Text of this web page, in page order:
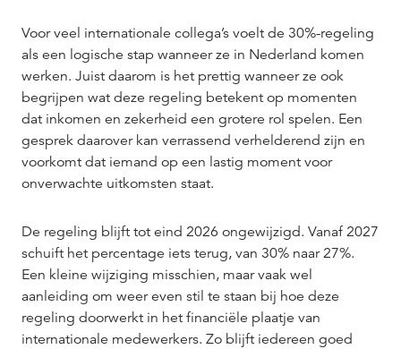
Voor veel internationale collega’s voelt de 30%-regeling
als een logische stap wanneer ze in Nederland komen
werken. Juist daarom is het prettig wanneer ze ook
begrijpen wat deze regeling betekent op momenten
dat inkomen en zekerheid een grotere rol spelen. Een
gesprek daarover kan verrassend verhelderend zijn en
voorkomt dat iemand op een lastig moment voor
onverwachte uitkomsten staat.
De regeling blijft tot eind 2026 ongewijzigd. Vanaf 2027
schuift het percentage iets terug, van 30% naar 27%.
Een kleine wijziging misschien, maar vaak wel
aanleiding om weer even stil te staan bij hoe deze
regeling doorwerkt in het financiële plaatje van
internationale medewerkers. Zo blijft iedereen goed